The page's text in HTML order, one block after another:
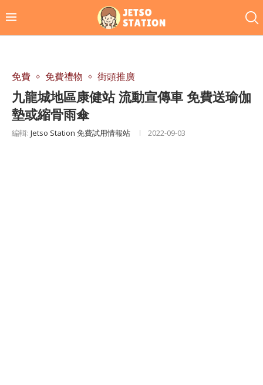
免費 免費禮物 街頭推廣
九龍城地區康健站 流動宣傳車 免費送瑜伽
墊或縮骨雨傘
編輯: Jetso Station 免費試用情報站 2022-09-03